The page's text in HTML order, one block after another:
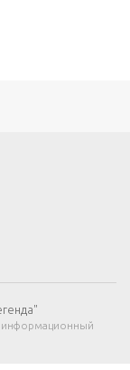
информационный